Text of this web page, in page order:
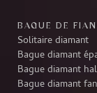
BAGUE DE
Solitaire diamant
Bague diamant
Bague diamant
Bague diamant